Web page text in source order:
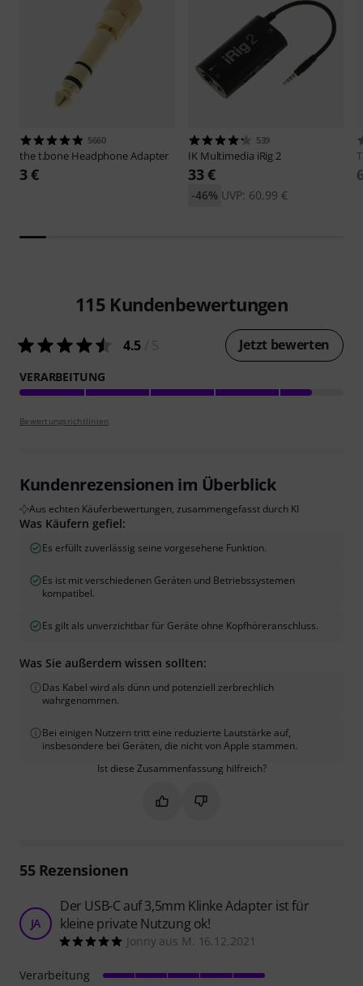
5660
the t.bone Headphone Adapter
3 €
539
IK Multimedia iRig 2
33 €
UVP: 60,99 €
-46%
115 Kundenbewertungen
4.5 Jetzt bewerten
VERARBEITUNG
Bewertungsrichtlinien
Kundenrezensionen im Überblick
Aus echten Käuferbewertungen, zusammengefasst durch KI
Was Käufern gefiel:
Es erfüllt zuverlässig seine vorgesehene Funktion.
Es ist mit verschiedenen Geräten und Betriebssystemen
kompatibel.
Es gilt als unverzichtbar für Geräte ohne Kopfhöreranschluss.
Was Sie außerdem wissen sollten:
Das Kabel wird als dünn und potenziell zerbrechlich
wahrgenommen.
Bei einigen Nutzern tritt eine reduzierte Lautstärke auf,
insbesondere bei Geräten, die nicht von Apple stammen.
Ist diese Zusammenfassung hilfreich?
Markieren Sie diese
Markieren Sie diese
55Rezensionen
JA
Der USB-C auf 3,5mm Klinke Adapter ist für
kleine private Nutzung ok!
Jonny aus M. 16.12.2021
Verarbeitung